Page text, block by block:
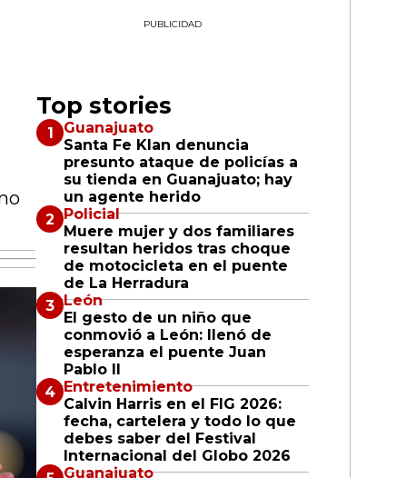
PUBLICIDAD
Top stories
Guanajuato
Santa Fe Klan denuncia
presunto ataque de policías a
su tienda en Guanajuato; hay
un agente herido
Policial
Muere mujer y dos familiares
resultan heridos tras choque
de motocicleta en el puente
de La Herradura
León
El gesto de un niño que
conmovió a León: llenó de
esperanza el puente Juan
Pablo II
Entretenimiento
Calvin Harris en el FIG 2026:
fecha, cartelera y todo lo que
debes saber del Festival
Internacional del Globo 2026
Guanajuato